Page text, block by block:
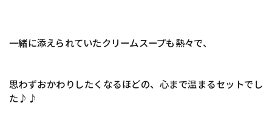
一緒に添えられていたクリームスープも熱々で、
思わずおかわりしたくなるほどの、心まで温まるセットでし
た♪♪